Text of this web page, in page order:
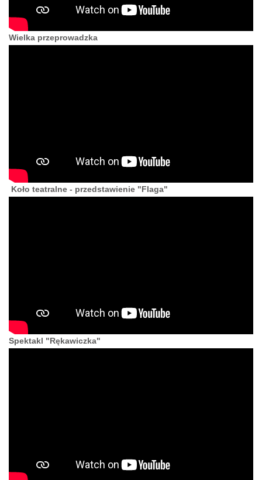
Wielka przeprowadzka
Koło teatralne - przedstawienie "Flaga"
Spektakl "Rękawiczka"